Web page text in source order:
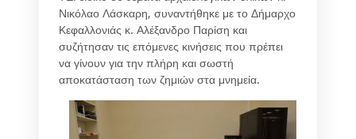
Νικόλαο Λάσκαρη, συναντήθηκε με το Δήμαρχο
Κεφαλλονιάς κ. Αλέξανδρο Παρίση και
συζήτησαν τις επόμενες κινήσεις που πρέπει
να γίνουν για την πλήρη και σωστή
αποκατάσταση των ζημιών στα μνημεία.